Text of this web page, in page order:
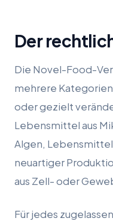
Der
Die Novel-Food-
mehrere
oder gezielt
Lebensmittel aus
Algen,
neuartiger
aus Zell- oder
Für jedes